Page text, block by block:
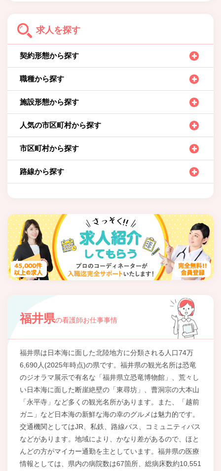
求人を探す
契約形態から探す
職種から探す
施設形態から探す
人気の市区町村から探す
市区町村から探す
路線から探す
福井県の看護師お仕事事情
福井県は日本海に面した北陸地方に分類される人口74万
6,690人(2025年時点)の県です。福井県の観光名所は恐竜
のジオラマ展示で有名な「福井県立恐竜博物館」、荒々し
い日本海に面した断崖絶壁の「東尋坊」、曹洞宗の大本山
「永平寺」など多くの観光名所があります。また、「越前
ガニ」など日本海の新鮮な海の幸のグルメは魅力的です。
交通機関としてはJR、私鉄、路線バス、コミュニティバス
などがあります。地域により、かなり差があるので、ほと
んどの方がマイカー通勤を主としています。福井県の医療
情報としては、県内の病院数は67箇所、総病床数約10,551